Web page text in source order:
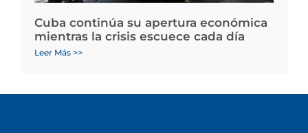
Cuba continúa su apertura económica
mientras la crisis escuece cada día
Leer Más >>